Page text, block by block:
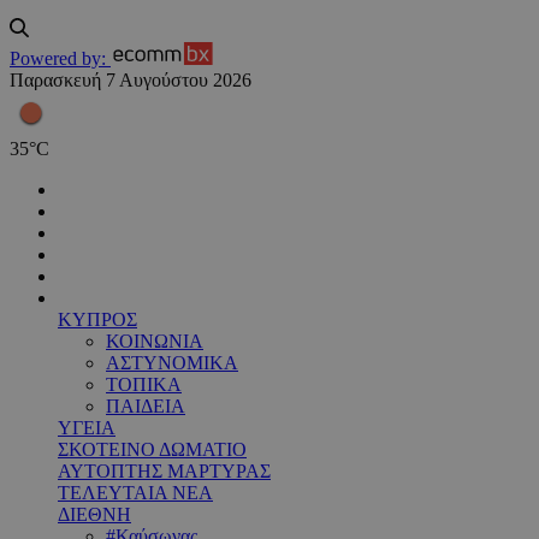
Powered by:
Παρασκευή 7 Αυγούστου 2026
35°C
ΚΥΠΡΟΣ
ΚΟΙΝΩΝΙΑ
ΑΣΤΥΝΟΜΙΚΑ
ΤΟΠΙΚΑ
ΠΑΙΔΕΙΑ
ΥΓΕΙΑ
ΣΚΟΤΕΙΝΟ ΔΩΜΑΤΙΟ
ΑΥΤΟΠΤΗΣ ΜΑΡΤΥΡΑΣ
ΤΕΛΕΥΤΑΙΑ ΝΕΑ
ΔΙΕΘΝΗ